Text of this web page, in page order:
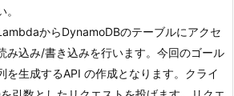
からDynamoDBのテーブルにアクセ
み込み/書き込みを行います。今回のゴール
を生成するAPI の作成となります。クライ